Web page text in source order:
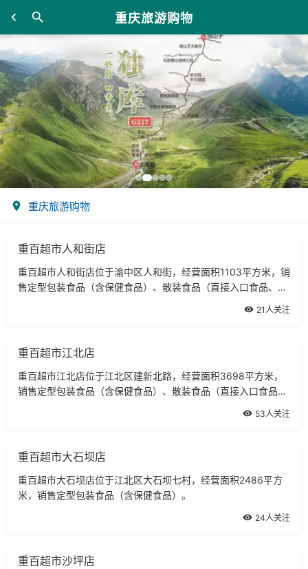
重庆旅游购物
重庆旅游购物
重百超市人和街店
重百超市人和街店位于渝中区人和街，经营面积1103平方米，销
售定型包装食品（含保健食品）、散装食品（直接入口食品、非
21人关注
重百超市江北店
重百超市江北店位于江北区建新北路，经营面积3698平方米，
销售定型包装食品（含保健食品）、散装食品（直接入口食品、
53人关注
重百超市大石坝店
重百超市大石坝店位于江北区大石坝七村，经营面积2486平方
米，销售定型包装食品（含保健食品）。
24人关注
重百超市沙坪店